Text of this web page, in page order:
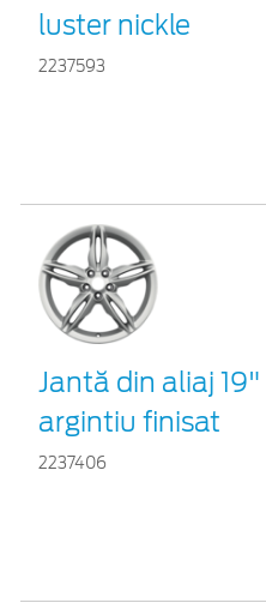
luster nickle
2237593
Jantă din aliaj
argintiu finisat
2237406